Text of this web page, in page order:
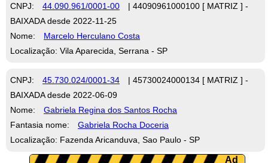
CNPJ: 44.090.961/0001-00
| 44090961000100 [ MATRIZ ] -
BAIXADA desde 2022-11-25
Nome:
Marcelo Herculano Costa
Localização: Vila Aparecida, Serrana - SP
CNPJ: 45.730.024/0001-34
| 45730024000134 [ MATRIZ ] -
BAIXADA desde 2022-06-09
Nome:
Gabriela Regina dos Santos Rocha
Fantasia nome:
Gabriela Rocha Doceria
Localização: Fazenda Aricanduva, Sao Paulo - SP